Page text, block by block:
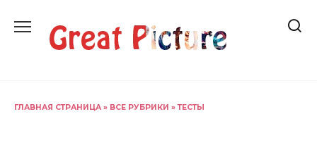
содержанию
ГЛАВНАЯ СТРАНИЦА » ВСЕ РУБРИКИ »ТЕСТЫ